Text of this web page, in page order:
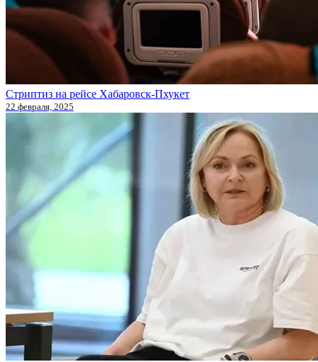
Стриптиз на рейсе Хабаровск-Пхукет
22 февраля, 2025